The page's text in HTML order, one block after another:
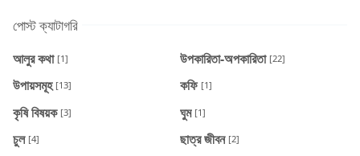
পোস্ট ক্যাটাগরি
আলুর কথা [1] উপকারিতা-অপকারিতা [22]
উপায়সমূহ [13] কফি [1]
কৃষি বিষয়ক [3] ঘুম [1]
চুল [4] ছাত্র জীবন [2]